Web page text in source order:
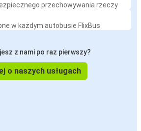
przechowywania rzeczy
w każdym autobusie FlixBus
z nami po raz pierwszy?
o naszych usługach